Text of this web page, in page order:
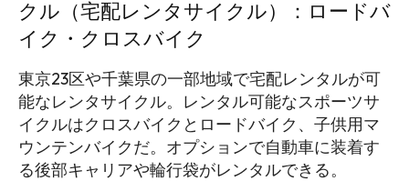
クル（宅配レンタサイクル）：ロードバ
イク・クロスバイク
東京23区や千葉県の一部地域で宅配レンタルが可
能なレンタサイクル。レンタル可能なスポーツサ
イクルはクロスバイクとロードバイク、子供用マ
ウンテンバイクだ。オプションで自動車に装着す
る後部キャリアや輪行袋がレンタルできる。